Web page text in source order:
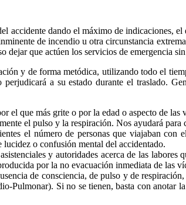
accidente dando el máximo de indicaciones,
de incendio u otra circunstancia
dejar que actúen los servicios de emergencia
y de forma metódica, utilizando todo el
a su estado durante el traslado.
el que más grite o por la edad o aspecto de las
el pulso y la respiración. Nos ayudará
el número de personas que viajaban
lucidez o confusión mental del accidentado.
y autoridades acerca de las
por la no evacuación inmediata de las
de consciencia, de pulso y de
Pulmonar). Si no se tienen, basta con anotar